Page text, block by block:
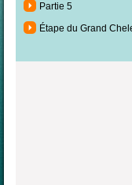
Partie 5
Étape du Grand